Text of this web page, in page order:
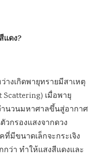
แดง?
งเกิดพายุทรายมีสาเหตุ
Scattering) เมื่อพายุ
นวนมหาศาลขึ้นสู่อากาศ
กรองแสงจากดวง
ที่มีขนาดเล็กจะกระเจิง
กว่า ทำให้แสงสีแดงและ